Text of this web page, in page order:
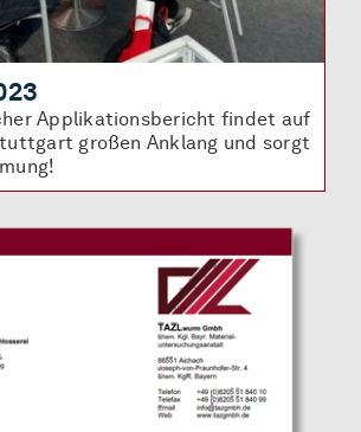
Applikationsbericht findet auf
großen Anklang und sorgt